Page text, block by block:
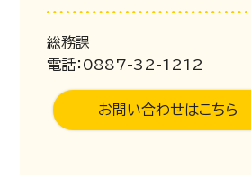
総務課
電話：0887-32-1212
お問い合わせはこちら